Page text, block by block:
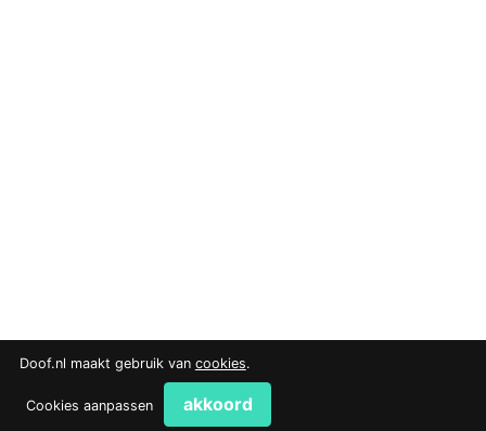
Doof.nl maakt gebruik van cookies.
Cookies aanpassen akkoord